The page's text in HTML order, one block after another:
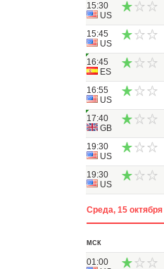
15:30
US
15:45
US
16:45
ES
16:55
US
17:40
GB
19:30
US
19:30
US
Среда, 15 октября
МСК
01:00